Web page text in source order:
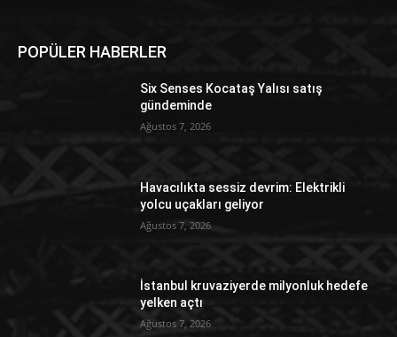
POPÜLER HABERLER
Six Senses Kocataş Yalısı satış
gündeminde
Ağustos 7, 2026
Havacılıkta sessiz devrim: Elektrikli
yolcu uçakları geliyor
Ağustos 7, 2026
İstanbul kruvaziyerde milyonluk hedefe
yelken açtı
Ağustos 7, 2026